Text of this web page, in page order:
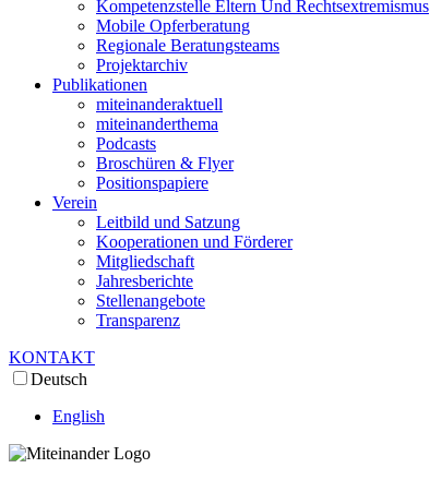
Kompetenzstelle Eltern Und Rechtsextremismus
Mobile Opferberatung
Regionale Beratungsteams
Projektarchiv
Publikationen
miteinanderaktuell
miteinanderthema
Podcasts
Broschüren & Flyer
Positionspapiere
Verein
Leitbild und Satzung
Kooperationen und Förderer
Mitgliedschaft
Jahresberichte
Stellenangebote
Transparenz
KONTAKT
Deutsch
English